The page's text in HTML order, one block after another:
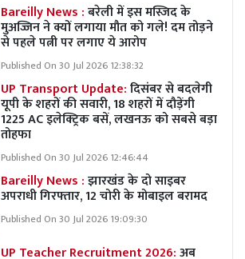
Bareilly News :बरेली में इस मस्जिद के
मुअज्जिन ने क्यों लगाया मौत को गले! दम तोड़ने
से पहले पत्नी पर लगाए ये आरोप
Published On 30 Jul 2026 12:38:32
UP Transport Update:दिसंबर से बदलेगी
यूपी के शहरों की सवारी, 18 शहरों में दौड़ेंगी
1225 AC इलेक्ट्रिक बसें, लखनऊ को सबसे बड़ा
तोहफा
Published On 30 Jul 2026 12:46:44
Bareilly News :झारखंड के दो साइबर
अपराधी गिरफ्तार, 12 चोरी के मोबाइल बरामद
Published On 30 Jul 2026 19:09:30
UP Teacher Recruitment 2026:अब